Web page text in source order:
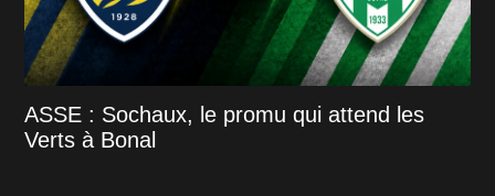
ASSE : Sochaux, le promu qui attend les
Verts à Bonal